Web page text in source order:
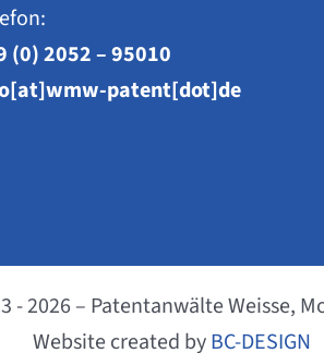
(0) 2052 – 95010
patent[dot]de
- 2026 – Patentanwälte Weisse,
Website created byBC-DESIGN